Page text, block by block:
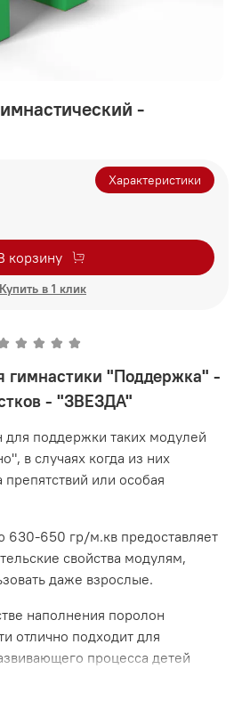
-
корзину
Купить в 1 клик
Характеристики
гимнастики "Поддержка" -
- "ЗВЕЗДА"
поддержки таких модулей
в случаях когда из них
препятствий или особая
630-650 гр/м.кв предоставляет
свойства модулям,
даже взрослые.
наполнения поролон
отлично подходит для
процесса детей